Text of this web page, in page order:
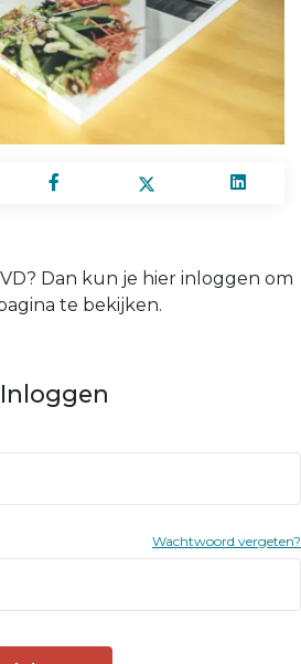
Dan kun je hier inloggen om
te bekijken.
Inloggen
Wachtwoord vergeten?